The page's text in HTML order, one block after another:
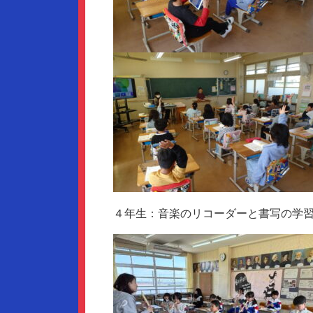
４年生：音楽のリコーダーと書写の学